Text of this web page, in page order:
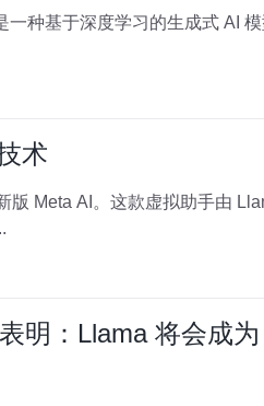
术
明：Llama 将会成